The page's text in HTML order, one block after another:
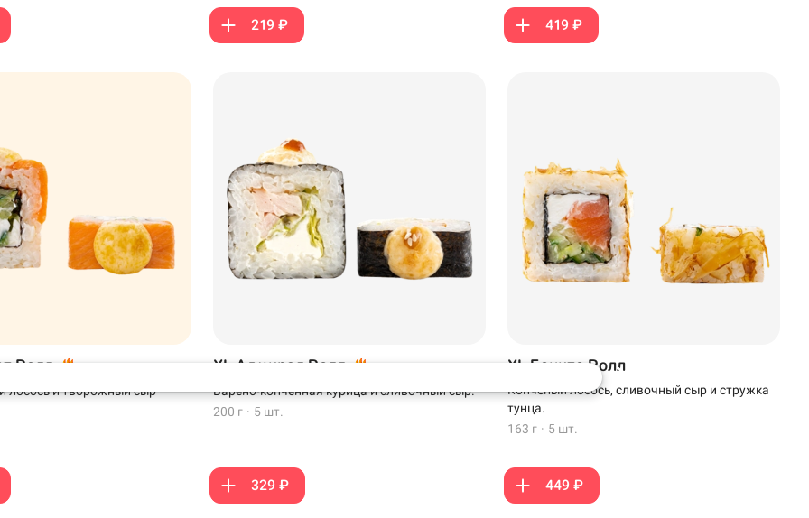
219 ₽ 419 ₽
Ролл
лосось и творожный сыр
XL Адмирал Ролл
Варено-копченная курица и сливочный сыр.
200 г · 5 шт.
329 ₽
XL Бонито Ролл
Копченый лосось, сливочный сыр и стружка
тунца.
163 г · 5 шт.
449 ₽
Самовывоз